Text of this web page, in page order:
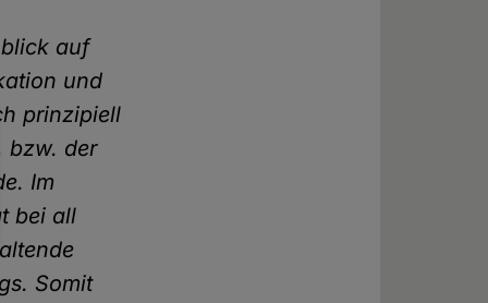
auf
und
prinzipiell
bzw. der
Im
bei all
Somit